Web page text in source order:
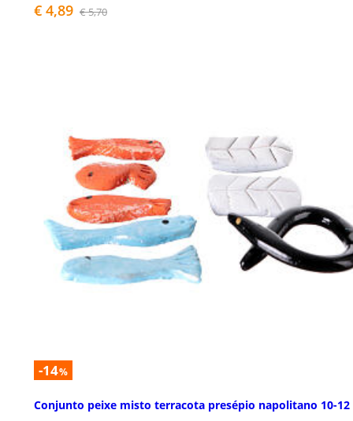
€ 4,89 € 5,70
-14%
Conjunto peixe misto terracota presépio napolitano 10-12